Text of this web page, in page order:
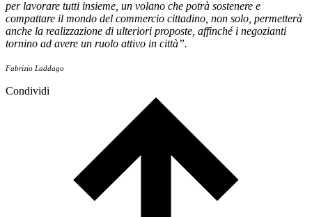
per lavorare tutti insieme, un volano che potrà sostenere e
compattare il mondo del commercio cittadino, non solo, permetterà
anche la realizzazione di ulteriori proposte, affinché i negozianti
tornino ad avere un ruolo attivo in città”.
Fabrizio Laddago
Condividi